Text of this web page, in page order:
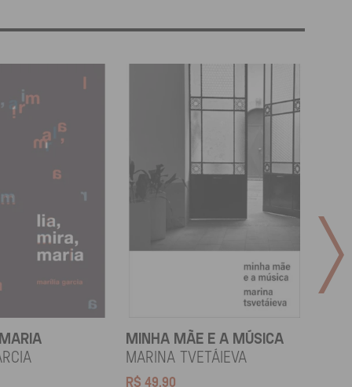
MINHA MÃE E A MÚSICA
Marina Tvetáieva
R$ 49,90